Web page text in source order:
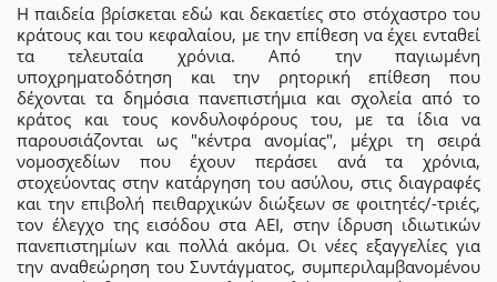
Η παιδεία βρίσκεται εδώ και δεκαετίες στο στόχαστρο του
κράτους και του κεφαλαίου, με την επίθεση να έχει ενταθεί
τα τελευταία χρόνια. Από την παγιωμένη
υποχρηματοδότηση και την ρητορική επίθεση που
δέχονται τα δημόσια πανεπιστήμια και σχολεία από το
κράτος και τους κονδυλοφόρους του, με τα ίδια να
παρουσιάζονται ως "κέντρα ανομίας", μέχρι τη σειρά
νομοσχεδίων που έχουν περάσει ανά τα χρόνια,
στοχεύοντας στην κατάργηση του ασύλου, στις διαγραφές
και την επιβολή πειθαρχικών διώξεων σε φοιτητές/-τριές,
τον έλεγχο της εισόδου στα ΑΕΙ, στην ίδρυση ιδιωτικών
πανεπιστημίων και πολλά ακόμα. Οι νέες εξαγγελίες για
την αναθεώρηση του Συντάγματος, συμπεριλαμβανομένου